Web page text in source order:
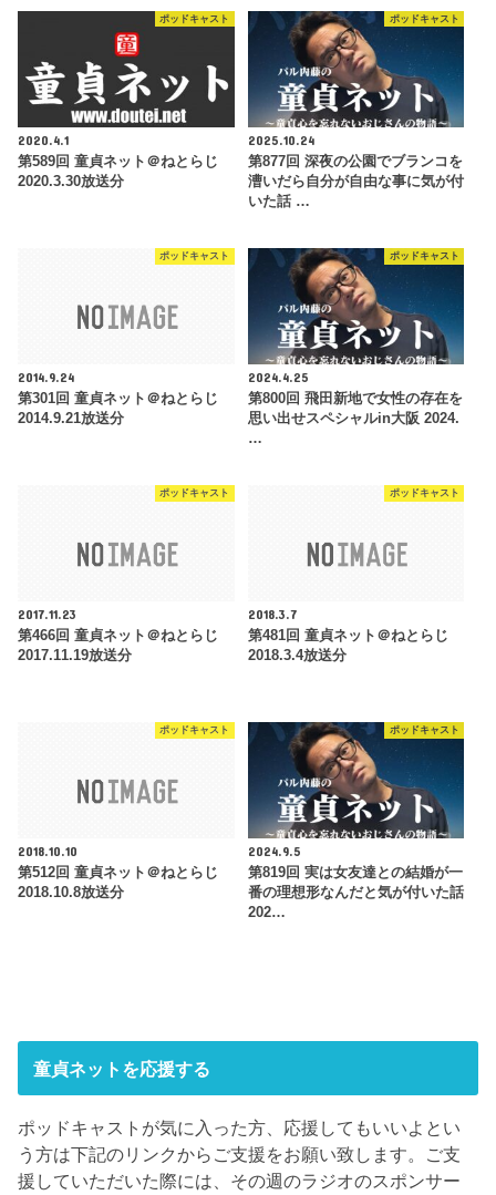
ポッドキャスト
2020.4.1
第589回 童貞ネット＠ねとらじ
2020.3.30放送分
ポッドキャスト
2025.10.24
第877回 深夜の公園でブランコを
漕いだら自分が自由な事に気が付
いた話 …
ポッドキャスト
2014.9.24
第301回 童貞ネット＠ねとらじ
2014.9.21放送分
ポッドキャスト
2024.4.25
第800回 飛田新地で女性の存在を
思い出せスペシャルin大阪 2024.
…
ポッドキャスト
2017.11.23
第466回 童貞ネット＠ねとらじ
2017.11.19放送分
ポッドキャスト
2018.3.7
第481回 童貞ネット＠ねとらじ
2018.3.4放送分
ポッドキャスト
2018.10.10
第512回 童貞ネット＠ねとらじ
2018.10.8放送分
ポッドキャスト
2024.9.5
第819回 実は女友達との結婚が一
番の理想形なんだと気が付いた話
202…
童貞ネットを応援する
ポッドキャストが気に入った方、応援してもいいよとい
う方は下記のリンクからご支援をお願い致します。ご支
援していただいた際には、その週のラジオのスポンサー